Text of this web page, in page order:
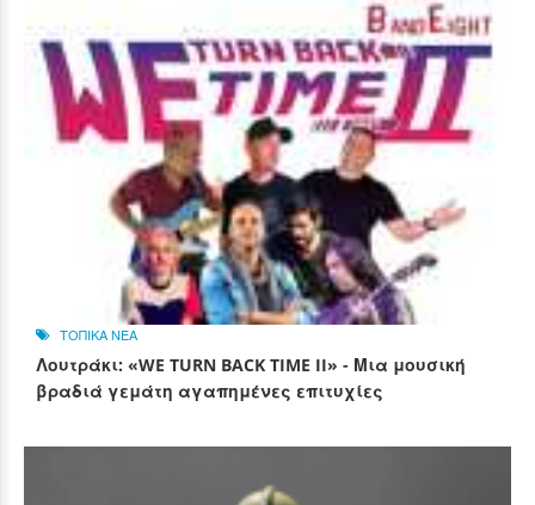
ΤΟΠΙΚΑ ΝΕΑ
Λουτράκι: «WE TURN BACK TIME II» - Μια μουσική
βραδιά γεμάτη αγαπημένες επιτυχίες